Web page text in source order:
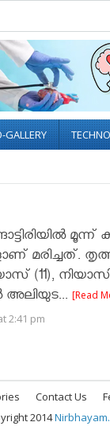
GALLERY
മൂന്ന്
മരിച്ചത്.
(11),
അലിയുട... [Read
2:41 pm
Contact Us
2014